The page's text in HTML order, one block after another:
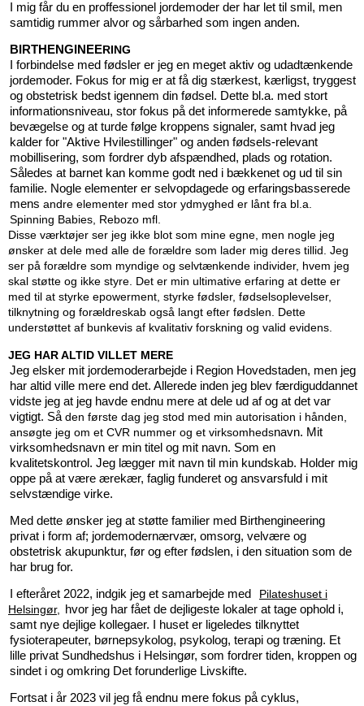
I mig får du en proffessionel jordemoder der har let til smil, men
samtidig rummer alvor og sårbarhed som ingen anden.
BIRTHENGINEERING
I forbindelse med fødsler er jeg en meget aktiv og udadtænkende
jordemoder. Fokus for mig er at få dig stærkest, kærligst, tryggest
og obstetrisk bedst igennem din fødsel. Dette bl.a. med stort
informationsniveau, stor fokus på det informerede samtykke, på
bevægelse og at turde følge kroppens signaler, samt hvad jeg
kalder for "Aktive Hvilestillinger" og anden fødsels-relevant
mobillisering, som fordrer dyb afspændhed, plads og rotation.
Således at barnet kan komme godt ned i bækkenet og ud til sin
familie. Nogle elementer er selvopdagede og erfaringsbasserede
mens andre elementer med stor ydmyghed er lånt fra bl.a.
Spinning Babies, Rebozo mfl.
Disse værktøjer ser jeg ikke blot som mine egne, men nogle jeg
ønsker at dele med alle de forældre som lader mig deres tillid. Jeg
ser på forældre som myndige og selvtænkende individer, hvem jeg
skal støtte og ikke styre. Det er min ultimative erfaring at dette er
med til at styrke epowerment, styrke fødsler, fødselsoplevelser,
tilknytning og forældreskab også langt efter fødslen. Dette
understøttet af bunkevis af kvalitativ forskning og valid evidens.
JEG HAR ALTID VILLET MERE
Jeg elsker mit jordemoderarbejde i Region Hovedstaden, men jeg
har altid ville mere end det. Allerede inden jeg blev færdiguddannet
vidste jeg at jeg havde endnu mere at dele ud af og at det var
vigtigt. Så den første dag jeg stod med min autorisation i hånden,
ansøgte jeg om et CVR nummer og et virksomhedsnavn. Mit
virksomhedsnavn er min titel og mit navn. Som en
kvalitetskontrol. Jeg lægger mit navn til min kundskab. Holder mig
oppe på at være ærekær, faglig funderet og ansvarsfuld i mit
selvstændige virke.
Med dette ønsker jeg at støtte familier med Birthengineering
privat i form af; jordemodernærvær, omsorg, velvære og
obstetrisk akupunktur, før og efter fødslen, i den situation som de
har brug for.
I efteråret 2022, indgik jeg et samarbejde med
Pilateshuset i
Helsingør,
hvor jeg har fået de dejligeste lokaler at tage ophold i,
samt nye dejlige kollegaer. I huset er ligeledes tilknyttet
fysioterapeuter, børnepsykolog, psykolog, terapi og træning. Et
lille privat Sundhedshus i Helsingør, som fordrer tiden, kroppen og
sindet i og omkring Det forunderlige Livskifte.
Fortsat i år 2023 vil jeg få endnu mere fokus på cyklus,